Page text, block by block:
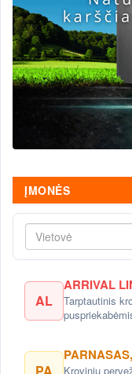
ĮMONĖS
Vietovė
AL
ARRIVAL
Tarptautinis
PA Krovinių